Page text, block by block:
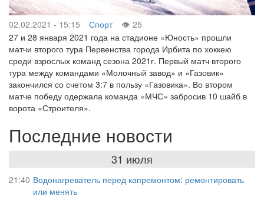
02.02.2021 - 15:15 Спорт
25
27 и 28 января 2021 года на стадионе «Юность» прошли
матчи второго тура Первенства города Ирбита по хоккею
среди взрослых команд сезона 2021г. Первый матч второго
тура между командами «Молочный завод» и «Газовик»
закончился со счетом 3:7 в пользу «Газовика». Во втором
матче победу одержала команда «МЧС» забросив 10 шайб в
ворота «Строителя».
Последние новости
31 июля
21:40 Водонагреватель перед капремонтом: ремонтировать
или менять